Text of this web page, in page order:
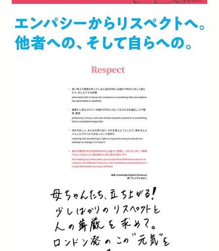
雑誌2023/10/15
「POPEYE」で紹介されました。（評者：小野寺伝助さん）
「クソみたいな世界を生き抜くためのパンク的読書。
図書新聞に栗原康さんとの対談が掲載されました。「「自屈」す
読売新聞夕刊「言葉のアルバム」に著者インタビューが掲載され
ました。「自分の『リスペクト』を守るために必要なものは何か
2023/10/02
しんぶん赤旗に著者インタビューが掲載されました。「「聞け
よ」って闘うことが自分をリスペクトすること」